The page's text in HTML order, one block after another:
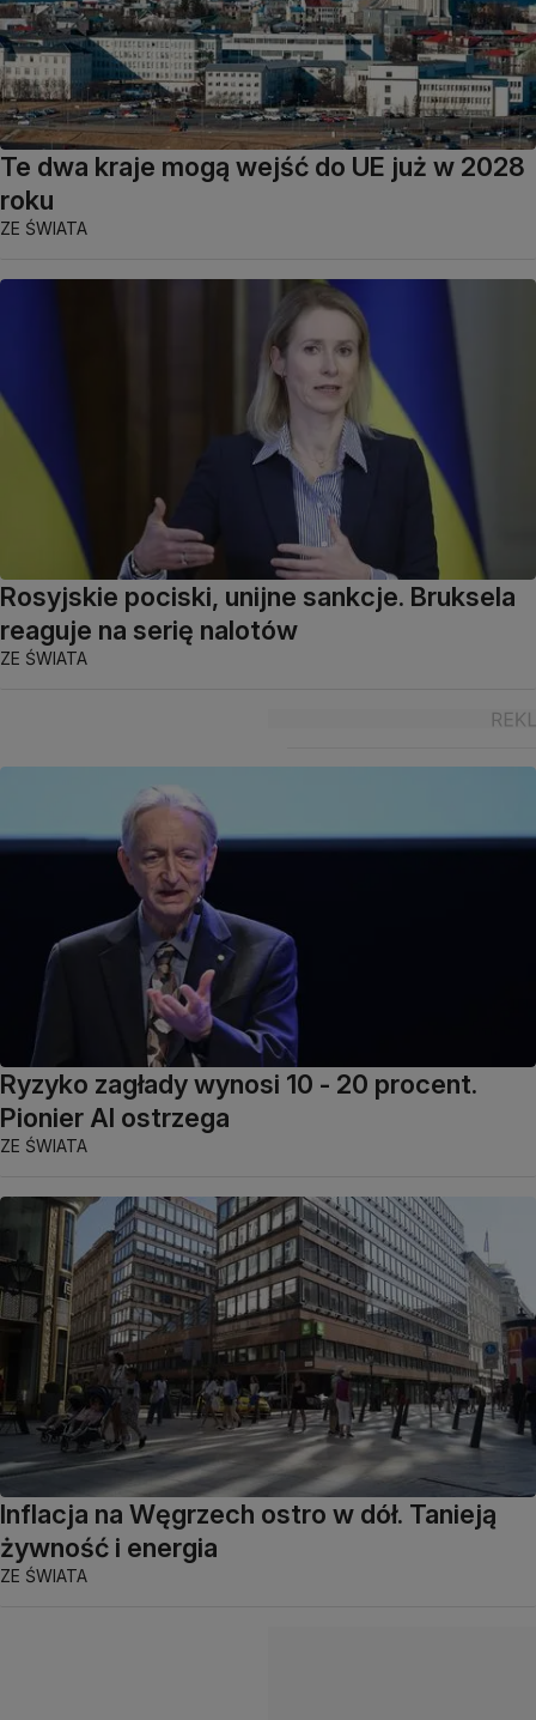
Te dwa kraje mogą wejść do UE już w 2028
roku
ZE ŚWIATA
Rosyjskie pociski, unijne sankcje. Bruksela
reaguje na serię nalotów
ZE ŚWIATA
Ryzyko zagłady wynosi 10 - 20 procent.
Pionier AI ostrzega
ZE ŚWIATA
Inflacja na Węgrzech ostro w dół. Tanieją
żywność i energia
ZE ŚWIATA